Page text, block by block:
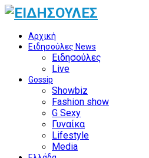
Αρχική
Ειδησούλες News
Ειδησούλες
Live
Gossip
Showbiz
Fashion show
G Sexy
Γυναίκα
Lifestyle
Media